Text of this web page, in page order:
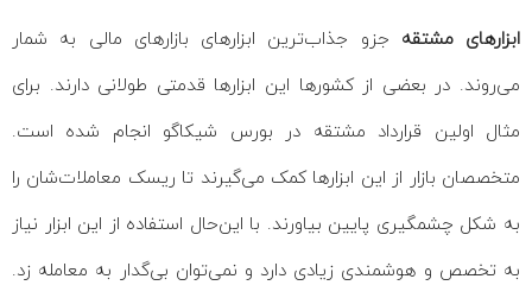
ابزارهای مشتقه جزو جذاب‌ترین ابزارهای بازارهای مالی به شمار
می‌روند. در بعضی از کشورها این ابزارها قدمتی طولانی دارند. برای
مثال اولین قرارداد مشتقه در بورس شیکاگو انجام شده است.
متخصصان بازار از این ابزارها کمک می‌گیرند تا ریسک معاملات‌شان را
به شکل چشمگیری پایین بیاورند. با این‌حال استفاده از این ابزار نیاز
به تخصص و هوشمندی زیادی دارد و نمی‌توان بی‌گدار به معامله زد.